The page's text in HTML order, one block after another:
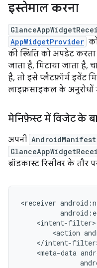
इस्तेमाल करना
AppWidgetProvider
की स्थिति को अपडेट
जाता है, मिटाया जाता है,
है, तो इसे प्लैटफ़ॉर्म इवेंट
लाइफ़साइकल के अनुरोधों
मेनिफ़ेस्ट में विजेट के
अपनी
ब्रॉडकास्ट रिसीवर के तौर
<receiver
<action
<meta-data